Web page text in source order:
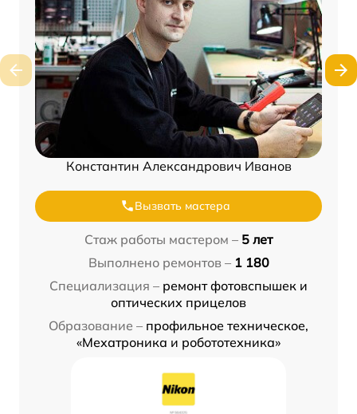
Константин Александрович Иванов
Вызвать мастера
Стаж работы мастером – 5 лет
Выполнено ремонтов – 1 180
Специализация – ремонт фотовспышек и
оптических прицелов
Образование – профильное техническое,
«Мехатроника и робототехника»